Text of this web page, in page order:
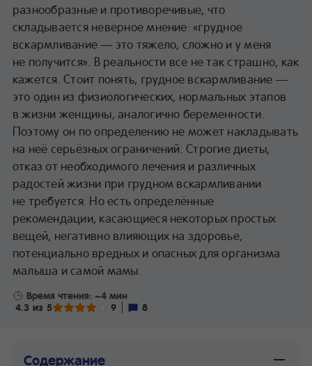
разнообразные и противоречивые, что
складывается неверное мнение: «грудное
вскармливание — это тяжело, сложно и у меня
не получится». В реальности все не так страшно, как
кажется. Стоит понять, грудное вскармливание —
это один из физиологических, нормальных этапов
в жизни женщины, аналогично беременности.
Поэтому он по определению не может накладывать
на неё серьёзных ограничений. Строгие диеты,
отказ от необходимого лечения и различных
радостей жизни при грудном вскармливании
не требуется. Но есть определённые
рекомендации, касающиеся некоторых простых
вещей, негативно влияющих на здоровье,
потенциально вредных и опасных для организма
малыша и самой мамы.
Время чтения: ~4 мин
4.3 из 5
9 8
Содержание